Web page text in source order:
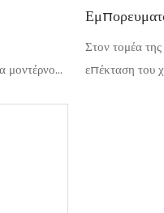
μοντέρνο
Στον τομέα
επέκταση του